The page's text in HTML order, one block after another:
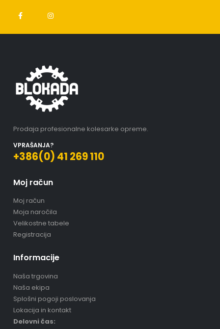
Prodaja profesionalne kolesarke opreme.
VPRAŠANJA?
+386(0) 41 269 110
Moj račun
Moj račun
Moja naročila
Velikostne tabele
Registracija
Informacije
Naša trgovina
Naša ekipa
Splošni pogoji poslovanja
Lokacija in kontakt
Delovni čas: